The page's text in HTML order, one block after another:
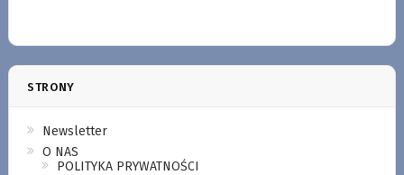
STRONY
Newsletter
O NAS
POLITYKA PRYWATNOŚCI